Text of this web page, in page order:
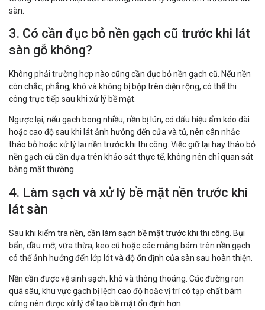
sàn.
3. Có cần đục bỏ nền gạch cũ trước khi lát
sàn gỗ không?
Không phải trường hợp nào cũng cần đục bỏ nền gạch cũ. Nếu nền
còn chắc, phẳng, khô và không bị bộp trên diện rộng, có thể thi
công trực tiếp sau khi xử lý bề mặt.
Ngược lại, nếu gạch bong nhiều, nền bị lún, có dấu hiệu ẩm kéo dài
hoặc cao độ sau khi lát ảnh hưởng đến cửa và tủ, nên cân nhắc
tháo bỏ hoặc xử lý lại nền trước khi thi công. Việc giữ lại hay tháo bỏ
nền gạch cũ cần dựa trên khảo sát thực tế, không nên chỉ quan sát
bằng mắt thường.
4. Làm sạch và xử lý bề mặt nền trước khi
lát sàn
Sau khi kiểm tra nền, cần làm sạch bề mặt trước khi thi công. Bụi
bẩn, dầu mỡ, vữa thừa, keo cũ hoặc các mảng bám trên nền gạch
có thể ảnh hưởng đến lớp lót và độ ổn định của sàn sau hoàn thiện.
Nền cần được vệ sinh sạch, khô và thông thoáng. Các đường ron
quá sâu, khu vực gạch bị lệch cao độ hoặc vị trí có tạp chất bám
cứng nên được xử lý để tạo bề mặt ổn định hơn.